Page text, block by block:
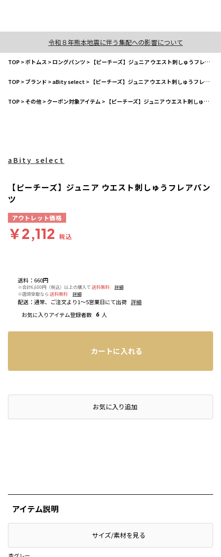
令和８年熊本地震に伴う集配への影響について
TOP>ボトムス >ロングパンツ > 【ピーチーズ】ジュニア ウエスト刺しゅうフレアパンツ
TOP>ブランド >aBity select > 【ピーチーズ】ジュニア ウエスト刺しゅうフレアパンツ
TOP>その他>クーポン対象アイテム > 【ピーチーズ】ジュニア ウエスト刺しゅうフレアパンツ
送料 ： 660円
※合計6,600円（税込）以上の購入で 送料無料
詳細
※店頭受取なら 送料無料 詳細
配送 ： 通常、ご注文より1～5営業日にて出荷 詳細
お気に入りアイテム登録者数 6 人
aBity select
【ピーチーズ】ジュニア ウエスト刺しゅうフレアパン
ツ
アウトレット価格
￥2,112 税込
カートに入れる
店頭在庫を確認するお気に入り追加
アイテム説明
サイズ/素材を見る